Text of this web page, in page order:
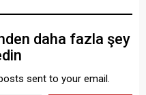
daha fazla şey
sent to your email.